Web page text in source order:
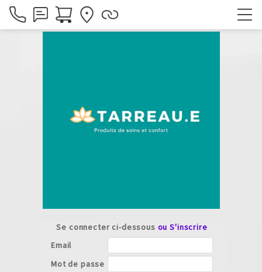
Se connecter ci-dessous ou S'inscrire
Email
Mot de passe